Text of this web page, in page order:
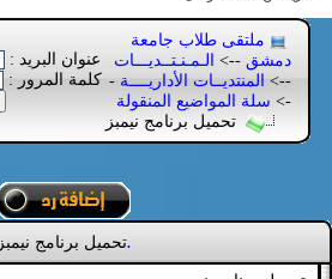
ملتقى طلاب جامعة
دمشق --> الـمـنـتــديـــات
--> المنتديــات الأداريــــة -
-> سلة المواضيع المنقولة
تحميل برنامج نيمبز
عنوان البريد :
كلمة المرور :
.تحميل برنامج نيمبز